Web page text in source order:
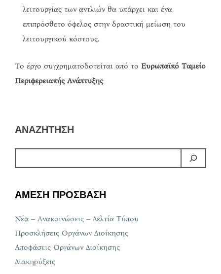
λειτουργίας των αντλιών θα υπάρχει και ένα
επιπρόσθετο όφελος στην δραστική μείωση του
λειτουργικού κόστους.
Το έργο συγχρηματοδοτείται από το Ευρωπαϊκό Ταμείο
Περιφερειακής Ανάπτυξης
ΑΝΑΖΗΤΗΣΗ
ΑΜΕΣΗ ΠΡΟΣΒΑΣΗ
Νέα – Ανακοινώσεις – Δελτία Τύπου
Προσκλήσεις Οργάνων Διοίκησης
Αποφάσεις Οργάνων Διοίκησης
Διακηρύξεις